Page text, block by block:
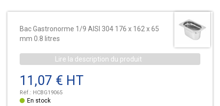
Bac Gastronorme 1/9 AISI 304 176 x 162 x 65
mm 0.8 litres
Lire la description du produit
11,07 € HT
Réf.: HCBG19065
Disponibilité:
En stock